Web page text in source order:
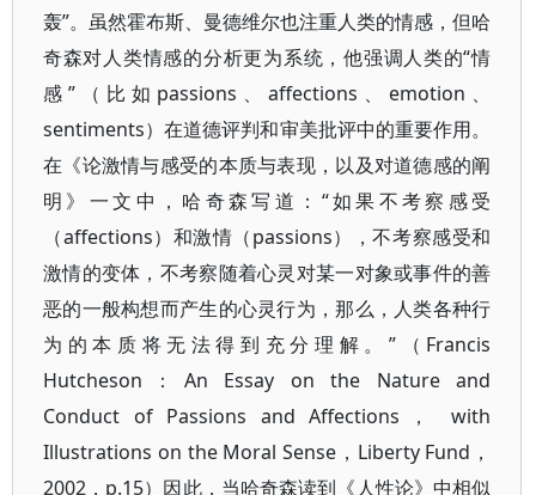
轰”。虽然霍布斯、曼德维尔也注重人类的情感，但哈
奇森对人类情感的分析更为系统，他强调人类的“情
感”（比如passions、affections、emotion、
sentiments）在道德评判和审美批评中的重要作用。
在《论激情与感受的本质与表现，以及对道德感的阐
明》一文中，哈奇森写道：“如果不考察感受
（affections）和激情（passions），不考察感受和
激情的变体，不考察随着心灵对某一对象或事件的善
恶的一般构想而产生的心灵行为，那么，人类各种行
为的本质将无法得到充分理解。”（Francis
Hutcheson：An Essay on the Nature and
Conduct of Passions and Affections， with
Illustrations on the Moral Sense，Liberty Fund，
2002，p.15）因此，当哈奇森读到《人性论》中相似